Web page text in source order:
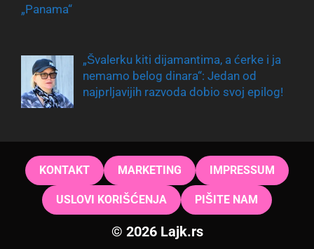
„Švalerku kiti dijamantima, a ćerke i ja
nemamo belog dinara“: Jedan od
najprljavijih razvoda dobio svoj epilog!
KONTAKT MARKETING IMPRESSUM
USLOVI KORIŠĆENJA PIŠITE NAM
© 2026 Lajk.rs